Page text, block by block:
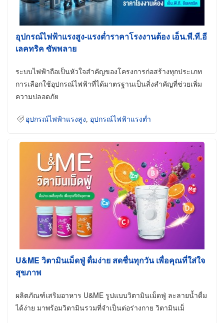
อุปกรณ์ไฟฟ้าแรงสูง-แรงต่ำราคาโรงงานต้อง เอ็น.พี.ที.อี
เลคทริค ซัพพลาย
ระบบไฟฟ้าถือเป็นหัวใจสำคัญของโครงการก่อสร้างทุกประเภท
การเลือกใช้อุปกรณ์ไฟฟ้าที่ได้มาตรฐานเป็นสิ่งสำคัญที่ช่วยเพิ่ม
ความปลอดภัย
อุปกรณ์ไฟฟ้าแรงสูง อุปกรณ์ไฟฟ้าแรงต่ำ
U&ME วิตามินเม็ดฟู่ ดื่มง่าย สดชื่นทุกวัน เพื่อคุณที่ใส่ใจ
สุขภาพ
ผลิตภัณฑ์เสริมอาหาร U&ME รูปแบบวิตามินเม็ดฟู่ ละลายน้ำดื่ม
ได้ง่าย มาพร้อมวิตามินรวมที่จำเป็นต่อร่างกาย วิตามินเม็